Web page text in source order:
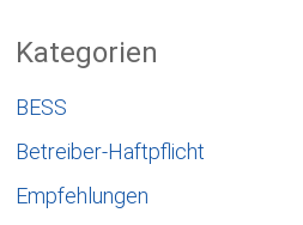
Kategorien
BESS
Betreiber-Haftpflicht
Empfehlungen